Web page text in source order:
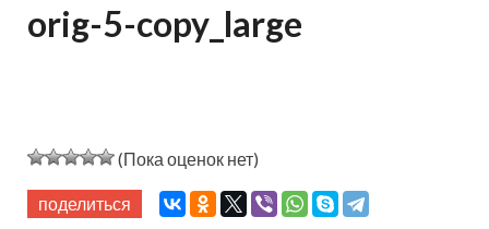
orig-5-copy_large
(Пока оценок нет)
поделиться